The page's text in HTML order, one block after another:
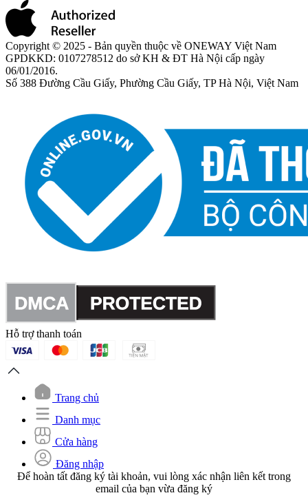
Copyright © 2025 - Bản quyền thuộc về ONEWAY Việt Nam
GPDKKD: 0107278512 do sở KH & ĐT Hà Nội cấp ngày
06/01/2016.
Số 388 Đường Cầu Giấy, Phường Cầu Giấy, TP Hà Nội, Việt Nam
Hỗ trợ thanh toán
Trang chủ
Danh mục
Cửa hàng
Đăng nhập
Để hoàn tất đăng ký tài khoản, vui lòng xác nhận liên kết trong
email của bạn vừa đăng ký